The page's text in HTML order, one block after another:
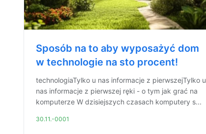
Sposób na to aby wyposażyć dom
w technologie na sto procent!
technologiaTylko u nas informacje z pierwszejTylko u
nas informacje z pierwszej ręki - o tym jak grać na
komputerze W dzisiejszych czasach komputery s...
30.11.-0001